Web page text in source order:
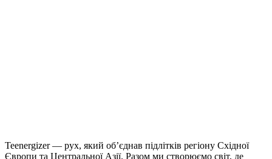
Teenergizer — рух, який об’єднав підлітків регіону Східної
Європи та Центральної Азії. Разом ми створюємо світ, де